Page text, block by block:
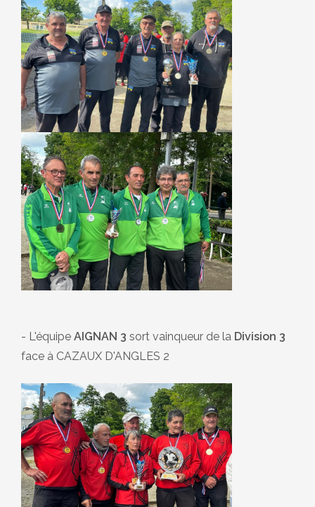
- L'équipe AIGNAN 3 sort vainqueur de la Division 3
face à CAZAUX D'ANGLES 2